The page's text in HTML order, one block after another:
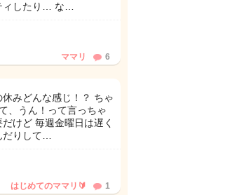
ィしたり… な…
ママリ 6
みどんな感じ！？ ちゃ
、うん！って言っちゃ
けど 毎週金曜日は遅く
りして…
はじめてのママリ🔰 1